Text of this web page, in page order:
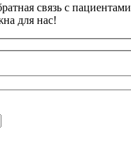
связь с пациентами
для нас!